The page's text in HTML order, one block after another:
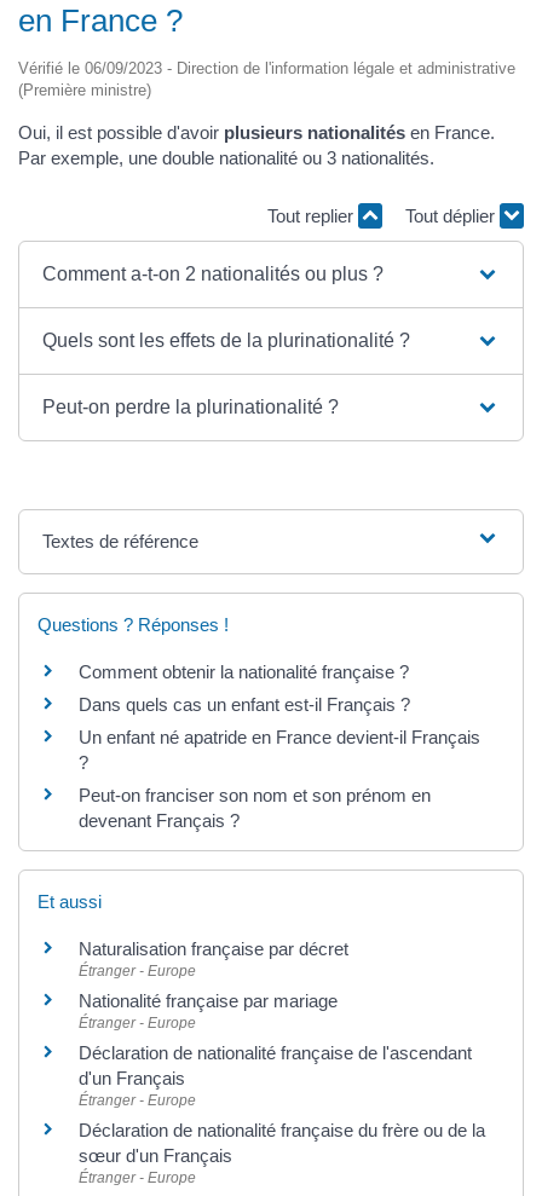
en France ?
Vérifié le 06/09/2023 - Direction de l'information légale et administrative
(Première ministre)
Oui, il est possible d'avoir plusieurs nationalités en France.
Par exemple, une double nationalité ou 3 nationalités.
Tout replier Tout déplier
Comment a-t-on 2 nationalités ou plus ?
Quels sont les effets de la plurinationalité ?
Peut-on perdre la plurinationalité ?
Textes de référence
Questions ? Réponses !
Comment obtenir la nationalité française ?
Dans quels cas un enfant est-il Français ?
Un enfant né apatride en France devient-il Français
?
Peut-on franciser son nom et son prénom en
devenant Français ?
Et aussi
Naturalisation française par décret
Étranger - Europe
Nationalité française par mariage
Étranger - Europe
Déclaration de nationalité française de l'ascendant
d'un Français
Étranger - Europe
Déclaration de nationalité française du frère ou de la
sœur d'un Français
Étranger - Europe